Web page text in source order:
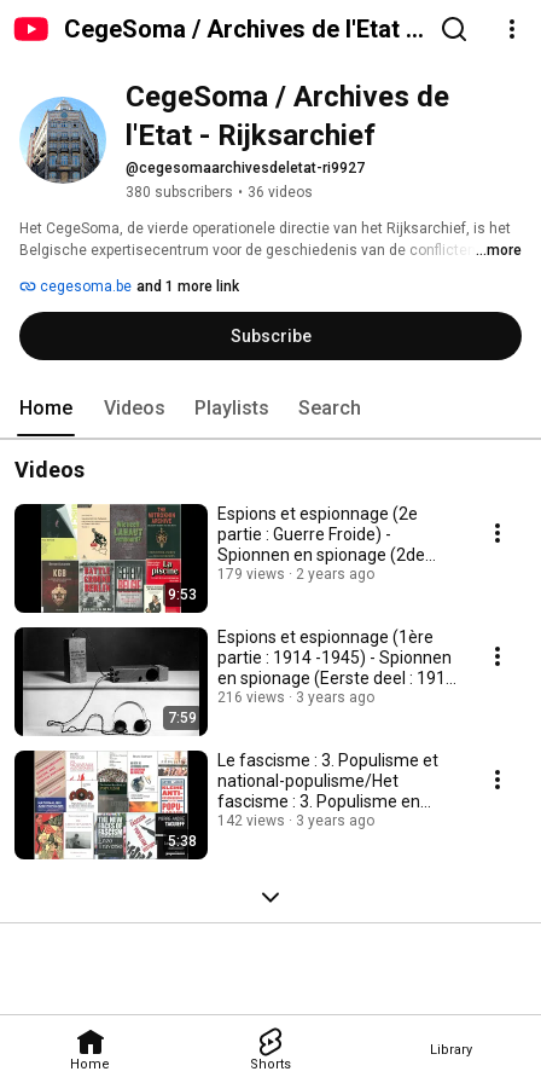
CegeSoma / Archives de l'Etat -
Home Shorts
Library
CegeSoma / Archives de
l'Etat - Rijksarchief
@cegesomaarchivesdeletat-ri9927
380 subscribers • 36 videos
Het CegeSoma, de vierde operationele directie van het Rijksarchief, is het
Belgische expertisecentrum voor de geschiedenis van de conflicten van
ontwikkelen projecten publieksgeschiedenis, bewaren documentatie en
zijn betrokken bij het maatschappelijk debat.
...more
cegesoma.be and 1 more link
Subscribe
Home Videos Playlists Search
Videos
9:53
Espions et espionnage (2e
partie : Guerre Froide) -
Spionnen en spionage (2de
deel : Koude Oorlog)
179 views 2 years ago
7:59
Espions et espionnage (1ère
partie : 1914 -1945) - Spionnen
en spionage (Eerste deel : 1914
-1945)
216 views 3 years ago
5:38
Le fascisme : 3. Populisme et
national-populisme/Het
fascisme : 3. Populisme en
nationaal-populisme
142 views 3 years ago